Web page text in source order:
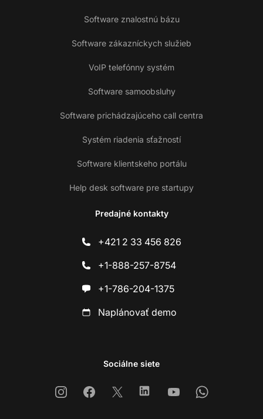
Software znalostnú bázu
Software zákazníckych služieb
VoIP telefónny systém
Software samoobsluhy
Software prichádzajúceho call centra
Systém riadenia sťažností
Software klientskeho portálu
Help desk software pre startupy
Predajné kontakty
+421 2 33 456 826
+1-888-257-8754
+1-786-204-1375
Naplánovať demo
Sociálne siete
InstagramFacebook
X LinkedinYoutubeWhatsapp